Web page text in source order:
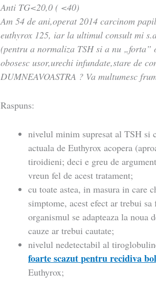
Anti TG<20,0 ( <40)
Am 54 de ani,operat 2014 carcinom
euthyrox 125, iar la ultimul consult mi
(pentru a normaliza TSH si a nu „forta”
obosesc usor,urechi infundate,stare de
DUMNEAVOASTRA ? Va multumesc
Raspuns:
nivelul minim supresat al TSH si
actuala de Euthyrox acopera
tiroidieni; deci e greu de
vreun fel de acest tratament;
cu toate astea, in masura in care
simptome, acest efect ar trebui
organismul se adapteaza la noua
cauze ar trebui cautate;
nivelul nedetectabil al
foarte scazut pentru recidiva
Euthyrox;